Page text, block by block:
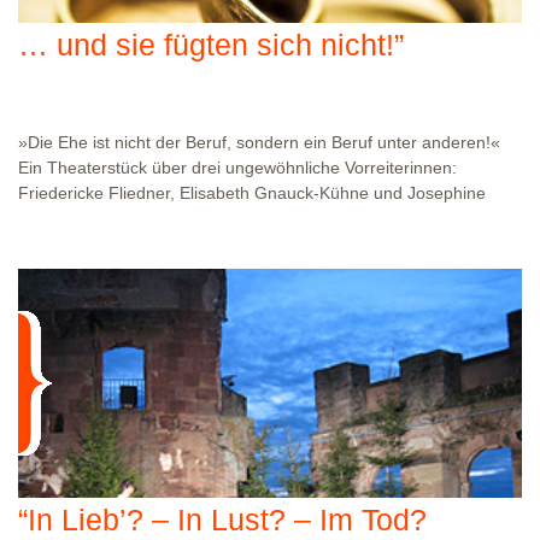
… und sie fügten sich nicht!”
»Die Ehe ist nicht der Beruf, sondern ein Beruf unter anderen!«
Ein Theaterstück über drei ungewöhnliche Vorreiterinnen:
Friedericke Fliedner, Elisabeth Gnauck-Kühne und Josephine
Landeskirche der Pfalz. Zielgruppe: Gemeinden, Kirchen,
Museen, Verbände, Veranstaltungen zu Frauenthemen u.a. .
Dauer: 80 bis 100 Minuten.
WO?
IHR VERANSTALTUNGSORT
01.01.1970
“In Lieb’? – In Lust? – Im Tod?